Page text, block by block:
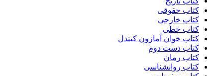
کتاب حقوقی
کتاب خارجی
کتاب خطی
کتاب خوان آمازون کیندل
کتاب دست دوم
کتاب رمان
کتاب روانشناسی